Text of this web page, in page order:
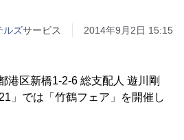
ルズサービス 2014年9月2日 15:15
港区新橋1-2-6 総支配人 遊川剛
」では「竹鶴フェア」を開催し